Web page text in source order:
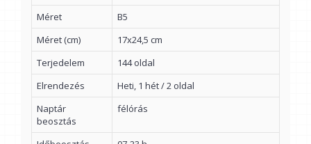
Méret
B5
Méret (cm)
17x24,5 cm
Terjedelem
144 oldal
Elrendezés
Heti, 1 hét / 2 oldal
Naptár
beosztás
félórás